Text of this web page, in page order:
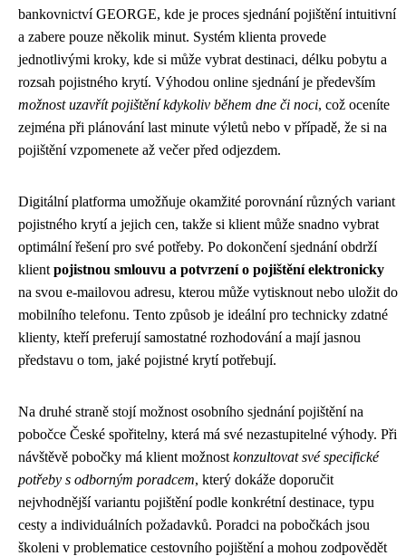
bankovnictví GEORGE, kde je proces sjednání pojištění intuitivní
a zabere pouze několik minut. Systém klienta provede
jednotlivými kroky, kde si může vybrat destinaci, délku pobytu a
rozsah pojistného krytí. Výhodou online sjednání je především
možnost uzavřít pojištění kdykoliv během dne či noci, což oceníte
zejména při plánování last minute výletů nebo v případě, že si na
pojištění vzpomenete až večer před odjezdem.
Digitální platforma umožňuje okamžité porovnání různých variant
pojistného krytí a jejich cen, takže si klient může snadno vybrat
optimální řešení pro své potřeby. Po dokončení sjednání obdrží
klient pojistnou smlouvu a potvrzení o pojištění elektronicky
na svou e-mailovou adresu, kterou může vytisknout nebo uložit do
mobilního telefonu. Tento způsob je ideální pro technicky zdatné
klienty, kteří preferují samostatné rozhodování a mají jasnou
představu o tom, jaké pojistné krytí potřebují.
Na druhé straně stojí možnost osobního sjednání pojištění na
pobočce České spořitelny, která má své nezastupitelné výhody. Při
návštěvě pobočky má klient možnost konzultovat své specifické
potřeby s odborným poradcem, který dokáže doporučit
nejvhodnější variantu pojištění podle konkrétní destinace, typu
cesty a individuálních požadavků. Poradci na pobočkách jsou
školeni v problematice cestovního pojištění a mohou zodpovědět